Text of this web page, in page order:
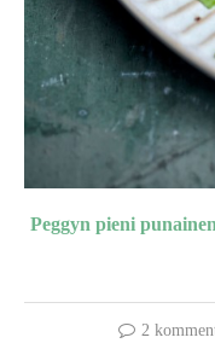
Peggyn pieni
2